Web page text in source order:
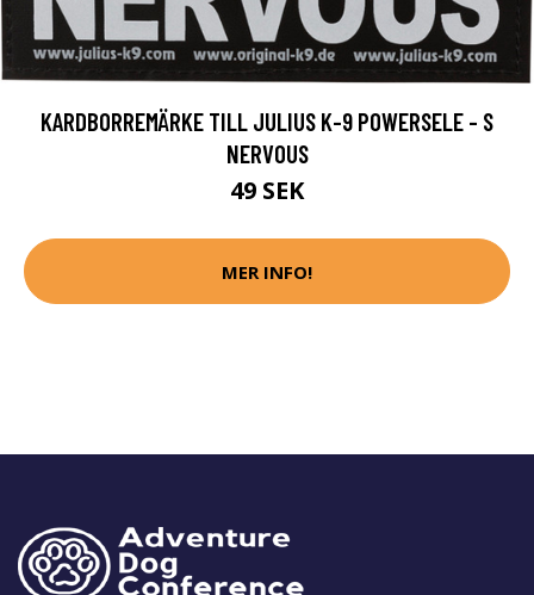
KARDBORREMÄRKE TILL JULIUS K-9 POWERSELE - S
NERVOUS
49 SEK
MER INFO!